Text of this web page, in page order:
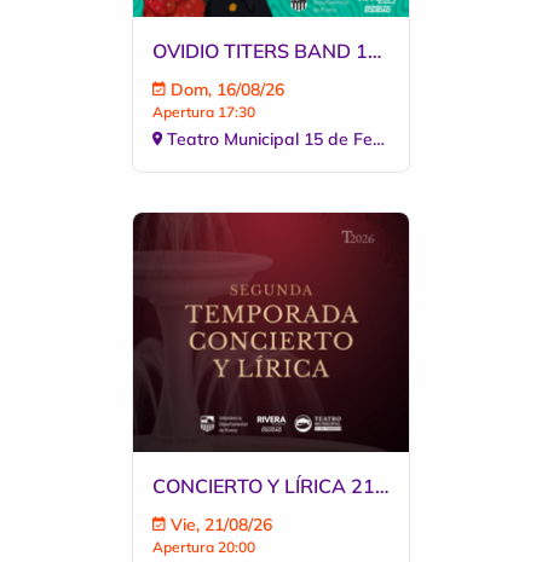
OVIDIO TITERS BAND 16.08 FUNCION 17:30
Dom, 16/08/26
Apertura 17:30
Teatro Municipal 15 de Febrero
CONCIERTO Y LÍRICA 21 DE AGOSTO 2026
Vie, 21/08/26
Apertura 20:00